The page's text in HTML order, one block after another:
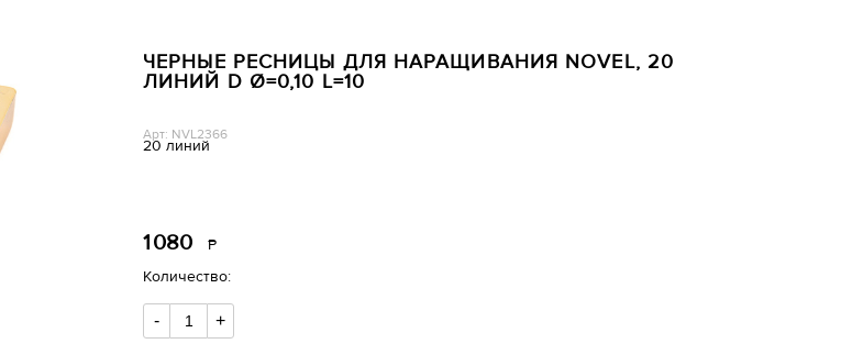
ЧЕРНЫЕ РЕСНИЦЫ ДЛЯ НАРАЩИВАНИЯ NOVEL, 20
ЛИНИЙ D Ø=0,10 L=10
Арт: NVL2366
20 линий
1080 Р
Количество:
- +